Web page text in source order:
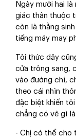
Ngày mười hai
giác thân thuộc
còn là thằng
tiếng máy may
Tôi thức dậy
cửa trông sang,
vào đường chỉ,
theo cái nhìn
đặc biệt khiến tôi
chẳng có vẻ gì
- Chị có thể cho